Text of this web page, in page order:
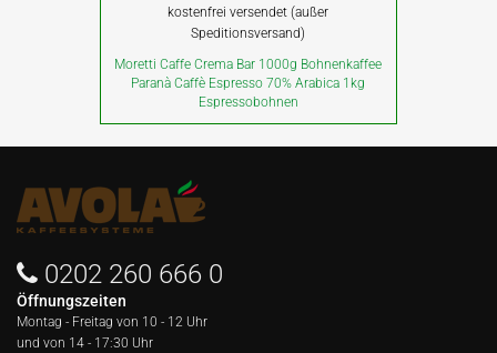
kostenfrei versendet (außer
Speditionsversand)
Moretti Caffe Crema Bar 1000g Bohnenkaffee
Paranà Caffè Espresso 70% Arabica 1kg
Espressobohnen
0202 260 666 0
Öffnungszeiten
Montag - Freitag von 10 - 12 Uhr
und von 14 - 17:30 Uhr